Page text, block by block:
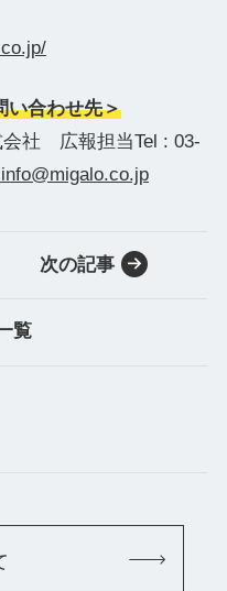
い合わせ先＞
会社 広報担当Tel : 03-
覧
次の記事